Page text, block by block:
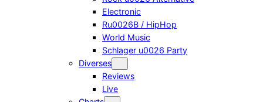
Electronic
Ru0026B / HipHop
World Music
Schlager u0026 Party
Diverses
Reviews
Live